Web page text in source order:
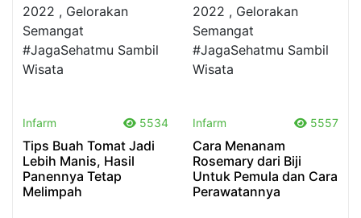
Infarm 5534
Tips Buah Tomat Jadi
Lebih Manis, Hasil
Panennya Tetap
Melimpah
Infarm 5557
Cara Menanam
Rosemary dari Biji
Untuk Pemula dan Cara
Perawatannya